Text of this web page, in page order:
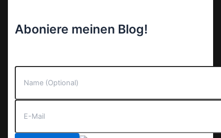
Aboniere meinen Blog!